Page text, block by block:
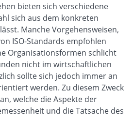
bieten sich verschiedene
sich aus dem konkreten
Manche Vorgehensweisen,
ISO-Standards empfohlen
Organisationsformen schlicht
nicht im wirtschaftlichen
sollte sich jedoch immer an
werden. Zu diesem Zweck
welche die Aspekte der
und die Tatsache des